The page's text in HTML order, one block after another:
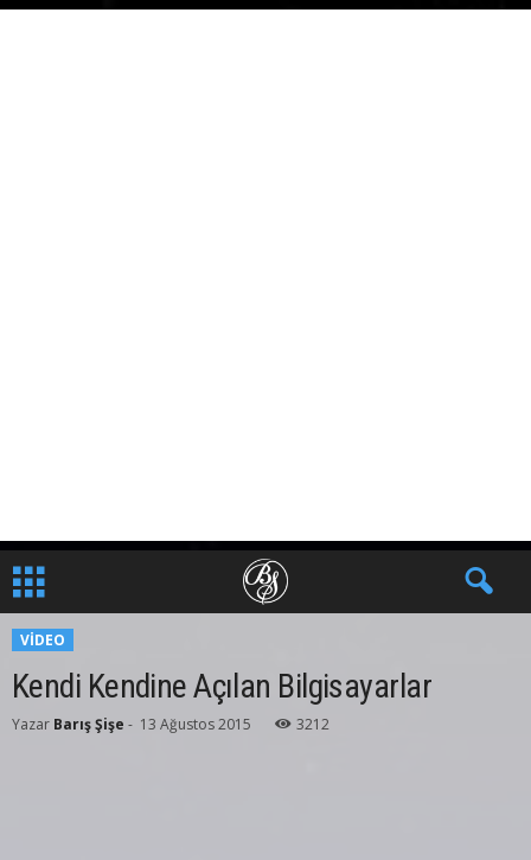
VIDEO
Kendi Kendine Açılan Bilgisayarlar
Yazar Barış Şişe - 13 Ağustos 2015 3212